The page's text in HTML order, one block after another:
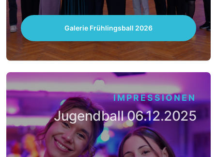
Galerie Frühlingsball 2026
IMPRESSIONEN
Jugendball 06.12.2025